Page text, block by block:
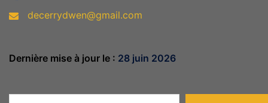
decerrydwen@gmail.com
Dernière mise à jour le : 28 juin 2026